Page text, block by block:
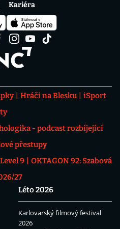
Hráči na Blesku
iSport
- podcast rozbíjející
přestupy
9
OKTAGON 92: Szabová
27
Léto 2026
Karlovarský filmový festival
2026
Kariéra